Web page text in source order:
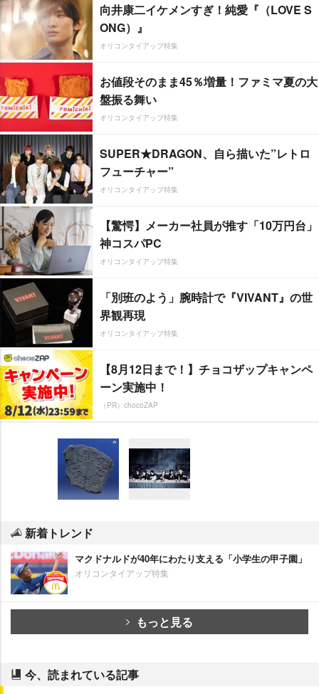
向井康二イケメンすぎ！純愛『（LOVE S
ONG）』
オリコンタイアップ特集
お値段そのまま45％増量！ファミマ夏の大
盤振る舞い
オリコンタイアップ特集
SUPER★DRAGON、自ら描いた”レトロ
フューチャー”
オリコンタイアップ特集
【驚愕】メーカー社員が推す「10万円台」
神コスパPC
オリコンタイアップ特集
「別班のよう」腕時計で『VIVANT』の世
界観再現
オリコンタイアップ特集
【8月12日まで！】チョコザップキャンペ
ーン実施中！
（PR）chocoZAP
新着トレンド
マクドナルドが40年にわたり支える「小学生の甲子園」
オリコンタイアップ特集
もっと見る
今、読まれている記事